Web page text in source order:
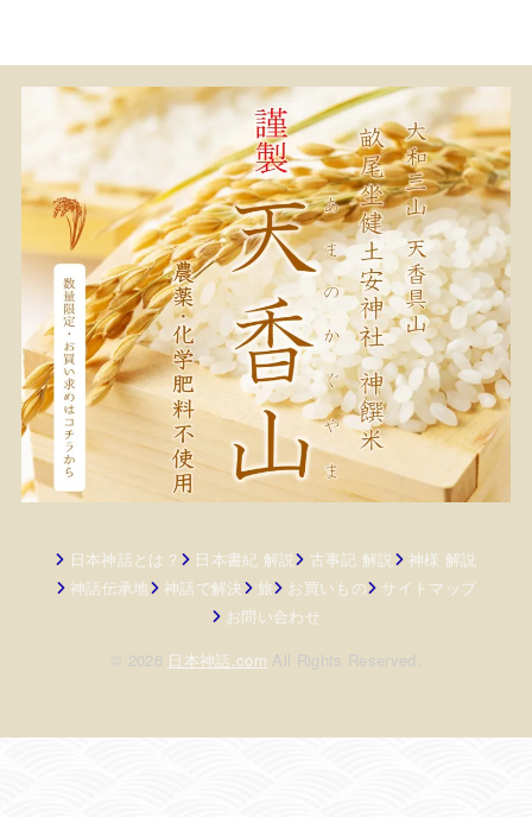
日本神話とは？ 日本書紀 解説 古事記 解説
神様 解説
神話伝承地
神話で解決 旅 お買いもの
サイトマップ
お問い合わせ
© 2026 日本神話.com All Rights Reserved.